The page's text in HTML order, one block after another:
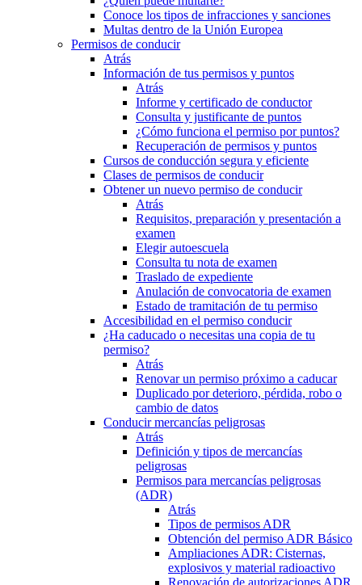
Conoce los tipos de infracciones y sanciones
Multas dentro de la Unión Europea
Permisos de conducir
Atrás
Información de tus permisos y puntos
Atrás
Informe y certificado de conductor
Consulta y justificante de puntos
¿Cómo funciona el permiso por puntos?
Recuperación de permisos y puntos
Cursos de conducción segura y eficiente
Clases de permisos de conducir
Obtener un nuevo permiso de conducir
Atrás
Requisitos, preparación y presentación a
examen
Elegir autoescuela
Consulta tu nota de examen
Traslado de expediente
Anulación de convocatoria de examen
Estado de tramitación de tu permiso
Accesibilidad en el permiso conducir
¿Ha caducado o necesitas una copia de tu
permiso?
Atrás
Renovar un permiso próximo a caducar
Duplicado por deterioro, pérdida, robo o
cambio de datos
Conducir mercancías peligrosas
Atrás
Definición y tipos de mercancías
peligrosas
Permisos para mercancías peligrosas
(ADR)
Atrás
Tipos de permisos ADR
Obtención del permiso ADR Básico
Ampliaciones ADR: Cisternas,
explosivos y material radioactivo